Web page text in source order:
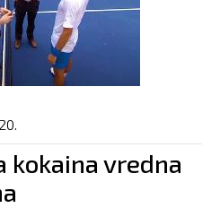
kokaina vredna